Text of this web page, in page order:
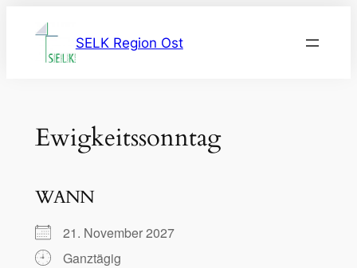
Inhalt
springen
SELK Region Ost
Ewigkeitssonntag
WANN
21. November 2027
Ganztägig